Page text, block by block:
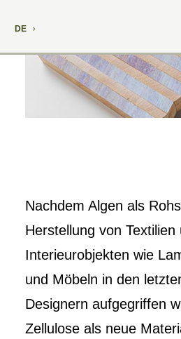
DE
Nachdem Algen als
Herstellung von Textilien
Interieurobjekten wie
und Möbeln in den
Designern aufgegriffen
Zellulose als neue